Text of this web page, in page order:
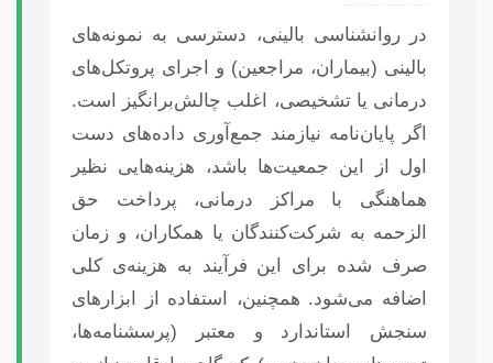
در روانشناسی بالینی، دسترسی به نمونه‌های
بالینی (بیماران، مراجعین) و اجرای پروتکل‌های
درمانی یا تشخیصی، اغلب چالش‌برانگیز است.
اگر پایان‌نامه نیازمند جمع‌آوری داده‌های دست
اول از این جمعیت‌ها باشد، هزینه‌هایی نظیر
هماهنگی با مراکز درمانی، پرداخت حق
الزحمه به شرکت‌کنندگان یا همکاران، و زمان
صرف شده برای این فرآیند به هزینه‌ی کلی
اضافه می‌شود. همچنین، استفاده از ابزارهای
سنجش استاندارد و معتبر (پرسشنامه‌ها،